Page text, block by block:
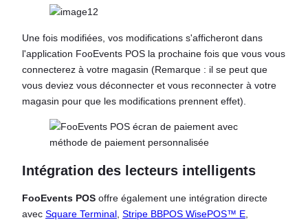
Une fois modifiées, vos modifications s'afficheront dans
l'application FooEvents POS la prochaine fois que vous vous
connecterez à votre magasin (Remarque : il se peut que
vous deviez vous déconnecter et vous reconnecter à votre
magasin pour que les modifications prennent effet).
Intégration des lecteurs intelligents
FooEvents POS offre également une intégration directe
avec Square Terminal Stripe BBPOS WisePOS™ E